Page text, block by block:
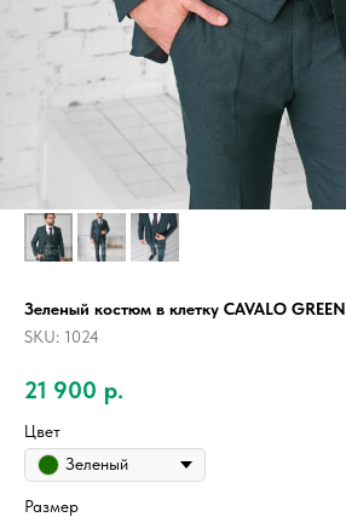
Зеленый костюм в клетку CAVALO GREEN
SKU: 1024
21 900 р.
Цвет
Зеленый
Размер